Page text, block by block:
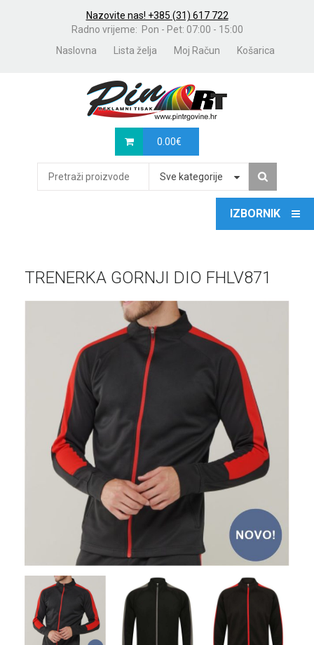
Nazovite nas! +385 (31) 617 722
Radno vrijeme: Pon - Pet: 07:00 - 15:00
Naslovna
Lista želja Moj Račun Košarica
0.00€
Sve kategorije
TRENERKA GORNJI DIO FHLV871